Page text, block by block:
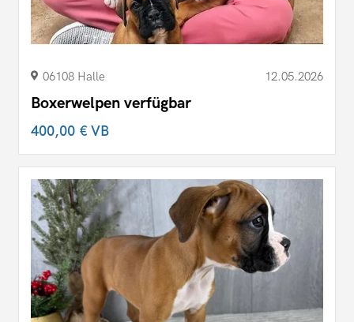
06108 Halle 12.05.2026
Boxerwelpen verfügbar
400,00 €VB